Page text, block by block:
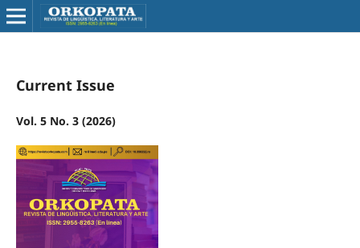
Current Issue
Vol. 5 No. 3 (2026)